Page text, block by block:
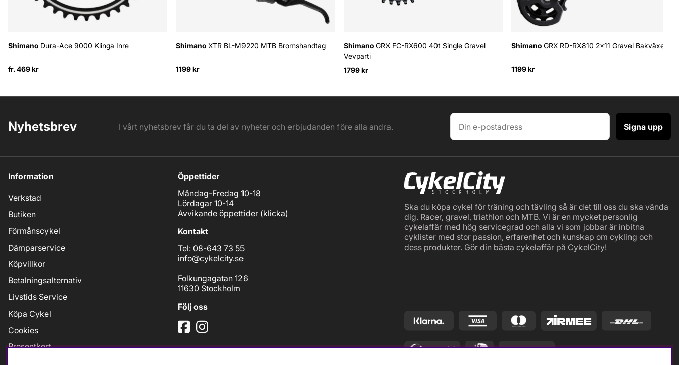
Shimano Dura-Ace 9000 Klinga Inre
fr. 469 kr
Shimano XTR BL-M9220 MTB Bromshandtag
1199 kr
Shimano GRX FC-RX600 40t Single Gravel
Vevparti
1799 kr
Shimano GRX RD-RX810 2x11 Gravel Bakväxel
1199 kr
Nyhetsbrev I vårt nyhetsbrev får du ta del av nyheter och erbjudanden före alla andra. Signa upp
Information
Verkstad
Butiken
Förmånscykel
Dämparservice
Köpvillkor
Betalningsalternativ
Livstids Service
Köpa Cykel
Cookies
Presentkort
Öppettider
Måndag-Fredag 10-18
Lördagar 10-14
Avvikande öppettider (klicka)
Kontakt
Tel: 08-643 73 55
info@cykelcity.se
Folkungagatan 126
11630 Stockholm
Följ oss
Ska du köpa cykel för träning och tävling så är det till oss du ska vända
dig. Racer, gravel, triathlon och MTB. Vi är en mycket personlig
cykelaffär med hög servicegrad och alla vi som jobbar är inbitna
cyklister med stor passion, erfarenhet och kunskap om cykling och
dess produkter. Gör din bästa cykelaffär på CykelCity!